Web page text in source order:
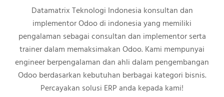
Datamatrix Teknologi Indonesia konsultan dan
implementor Odoo di indonesia yang memiliki
pengalaman sebagai consultan dan implementor serta
trainer dalam memaksimakan Odoo. Kami mempunyai
engineer berpengalaman dan ahli dalam pengembangan
Odoo berdasarkan kebutuhan berbagai kategori bisnis.
Percayakan solusi ERP anda kepada kami!